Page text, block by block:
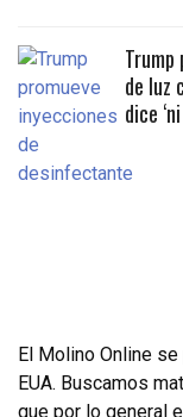
de luz
dice
El Molino Online
EUA. Buscamos
que por lo general